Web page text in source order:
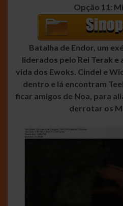
Opção 11:
Batalha de Endor, um
liderados pelo Rei Terak e
vida dos Ewoks. Cindel e
dentro e lá encontram
ficar amigos de Noa, para
derrotar os